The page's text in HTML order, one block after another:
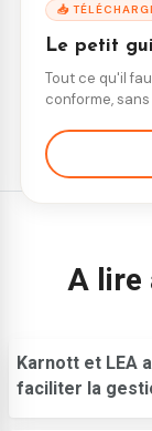
📥
Le petit
Tout ce qu'il
conforme,
A lire
Karnott et LEA
faciliter la